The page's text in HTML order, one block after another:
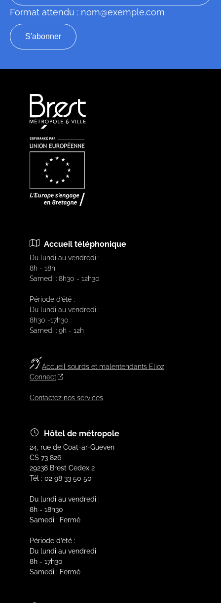
Format attendu : nom@exemple.com
Accueil téléphonique
Du lundi au vendredi :
8h - 18h
Samedi : 8h30 - 12h30
Période d’été :
Du lundi au vendredi :
8h30 -17h30
Samedi : 9h - 12h
Accueil sourds et malentendants Elioz
Connect
Contactez nos services
Hôtel de métropole
24, rue de Coat-ar-Gueven
CS 73 826
29238 Brest Cedex 2
Tél : 02 98 33 50 50
Du lundi au vendredi :
8h - 18h30
Samedi : Fermé
Période d’été :
Du lundi au vendredi
8h - 17h30
Samedi : Fermé